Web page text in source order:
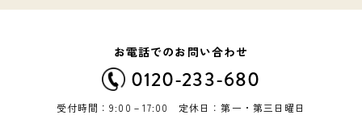
お電話でのお問い合わせ
0120-233-680
受付時間：9:00－17:00 定休日：第一・第三日曜日